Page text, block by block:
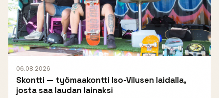
06.08.2026
Skontti — työmaakontti Iso-Vilusen laidalla,
josta saa laudan lainaksi